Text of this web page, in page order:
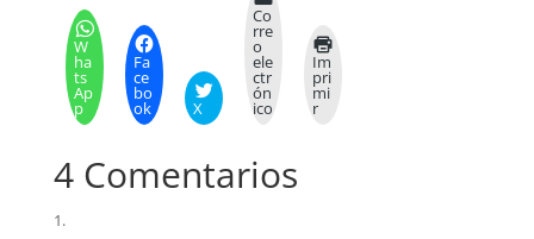
W
ha
ts
Ap
p
Fa
ce
bo
ok X
Co
rre
o
ele
ctr
ón
ico
Im
pri
mi
r
4 Comentarios